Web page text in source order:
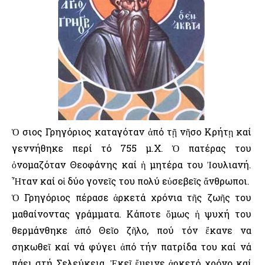
Ὁ Ὅσιος Γρηγόριος καταγόταν ἀπό τῇ νῆσο Κρήτῃ καί
γεννήθηκε περί τό 755 μ.Χ. Ὁ πατέρας του
ὀνομαζόταν Θεοφάνης καί ἡ μητέρα του Ἰουλιανή.
Ἦταν καί οἱ δύο γονεῖς του πολύ εὐσεβεῖς ἄνθρωποι.
Ὁ Γρηγόριος πέρασε ἀρκετά χρόνια τῆς ζωῆς του
μαθαίνοντας γράμματα. Κάποτε ὅμως ἡ ψυχή του
θερμάνθηκε ἀπό Θεῖο ζῆλο, πού τόν ἔκανε να
σηκωθεῖ καί νά φύγει ἀπό τήν πατρίδα του καί νά